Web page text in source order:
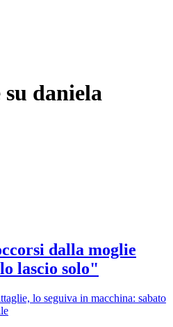
daniela
dalla moglie
lascio solo"
lo seguiva in macchina: sabato